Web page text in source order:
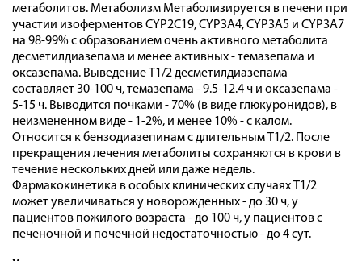
метаболитов. Метаболизм Метаболизируется в печени при
участии изоферментов CYP2C19, CYP3A4, CYP3A5 и CYP3A7
на 98-99% с образованием очень активного метаболита
десметилдиазепама и менее активных - темазепама и
оксазепама. Выведение T1/2 десметилдиазепама
составляет 30-100 ч, темазепама - 9.5-12.4 ч и оксазепама -
5-15 ч. Выводится почками - 70% (в виде глюкуронидов), в
неизмененном виде - 1-2%, и менее 10% - с калом.
Относится к бензодиазепинам с длительным T1/2. После
прекращения лечения метаболиты сохраняются в крови в
течение нескольких дней или даже недель.
Фармакокинетика в особых клинических случаях T1/2
может увеличиваться у новорожденных - до 30 ч, у
пациентов пожилого возраста - до 100 ч, у пациентов с
печеночной и почечной недостаточностью - до 4 сут.